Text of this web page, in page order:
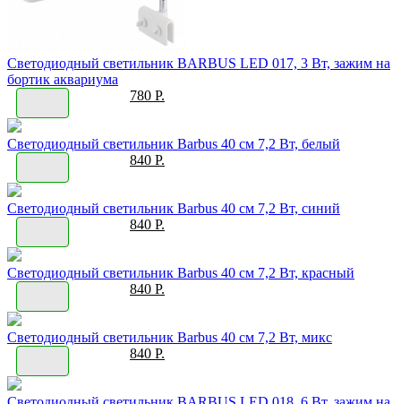
Светодиодный светильник BARBUS LED 017, 3 Вт, зажим на
бортик аквариума
780 Р.
Светодиодный светильник Barbus 40 см 7,2 Вт, белый
840 Р.
Светодиодный светильник Barbus 40 см 7,2 Вт, синий
840 Р.
Светодиодный светильник Barbus 40 см 7,2 Вт, красный
840 Р.
Светодиодный светильник Barbus 40 см 7,2 Вт, микс
840 Р.